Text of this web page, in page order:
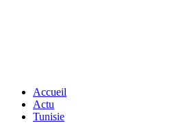
Accueil
Actu
Tunisie